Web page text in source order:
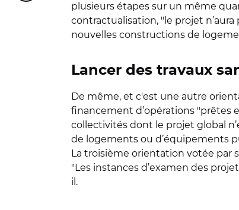
plusieurs étapes sur un même
contractualisation, "le projet
nouvelles constructions de
Lancer des travaux
De même, et c'est une autre
financement d’opérations "prêtes
collectivités dont le projet global
de logements ou d’équipements
La troisième orientation votée par
"Les instances d’examen des
il.